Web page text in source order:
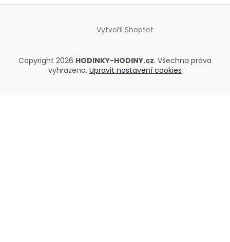
Vytvořil Shoptet
Copyright 2026 HODINKY-HODINY.cz. Všechna práva
vyhrazena. Upravit nastavení cookies